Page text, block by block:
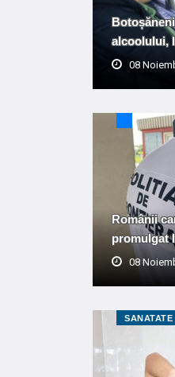
alcoolului,
08
Românii
promulgat
08
SANATATE